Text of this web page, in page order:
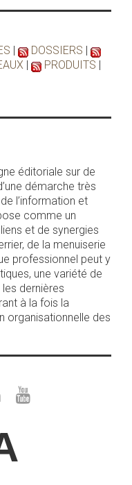
| DOSSIERS |
| PRODUITS |
éditoriale sur de
démarche très
l’information et
comme un
et de synergies
de la menuiserie
professionnel peut y
une variété de
dernières
à la fois la
organisationnelle des